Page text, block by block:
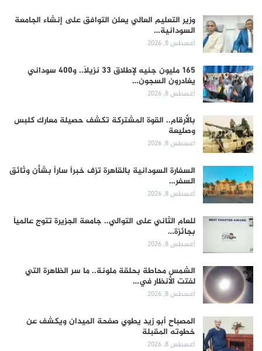
وزير التعليم العالي يعلن التوافق على إنشاء الجامعة
السودانية…
أغسطس 8, 2026
165 مليون جنيه لإطلاق 33 نزيلاً.. و400 سوداني
يغادرون السجون…
أغسطس 8, 2026
بالأرقام.. القوة المشتركة تكشف حصيلة معارك كلبس
وصليعة
أغسطس 8, 2026
السفارة السودانية بالقاهرة تزف خبراً ساراً بشأن وثائق
السفر…
أغسطس 8, 2026
للعام الثاني على التوالي.. جامعة الجزيرة تتوج عالمياً
بجائزة…
أغسطس 8, 2026
الشمس محاطة بحلقة ملونة.. ما سر الظاهرة التي
لفتت الأنظار في…
أغسطس 8, 2026
المصباح أبو زيد يطوي صفحة الميدان ويكشف عن
خطوته المقبلة
أغسطس 8, 2026